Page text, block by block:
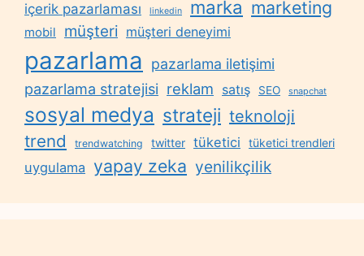
içerik pazarlaması linkedin marka marketing
mobil müşteri müşteri deneyimi
pazarlama
pazarlama iletişimi
pazarlama stratejisi reklam satış SEO snapchat
sosyal medya strateji teknoloji
trend trendwatching twitter tüketici tüketici trendleri
uygulama yapay zeka yenilikçilik